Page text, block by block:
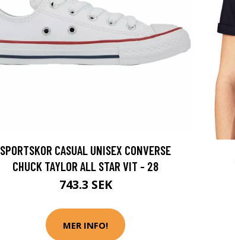
SPORTSKOR CASUAL UNISEX CONVERSE
CHUCK TAYLOR ALL STAR VIT - 28
743.3 SEK
MER INFO!